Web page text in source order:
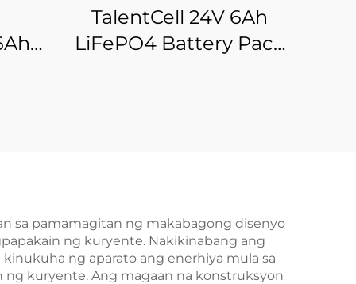
TalentCell 24V 6Ah
LiFePO4 Battery Pack
sa pamamagitan ng makabagong disenyo
ng kuryente. Nakikinabang ang
ng aparato ang enerhiya mula sa
ng kuryente. Ang magaan na konstruksyon